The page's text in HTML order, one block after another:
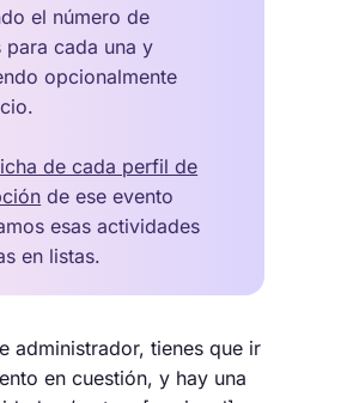
el número de
para cada una y
opcionalmente
de cada perfil de
de ese evento
esas actividades
en listas.
administrador, tienes que ir
en cuestión, y hay una